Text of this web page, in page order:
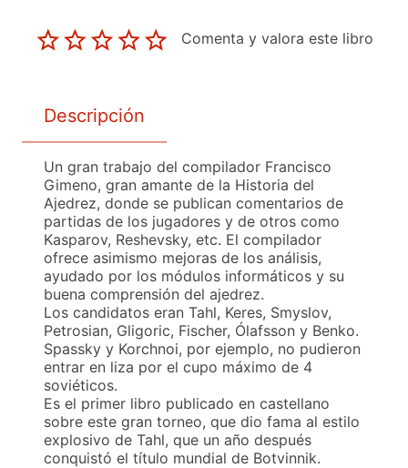
Comenta y valora este libro
Descripción
Un gran trabajo del compilador Francisco
Gimeno, gran amante de la Historia del
Ajedrez, donde se publican comentarios de
partidas de los jugadores y de otros como
Kasparov, Reshevsky, etc. El compilador
ofrece asimismo mejoras de los análisis,
ayudado por los módulos informáticos y su
buena comprensión del ajedrez.
Los candidatos eran Tahl, Keres, Smyslov,
Petrosian, Gligoric, Fischer, Ólafsson y Benko.
Spassky y Korchnoi, por ejemplo, no pudieron
entrar en liza por el cupo máximo de 4
soviéticos.
Es el primer libro publicado en castellano
sobre este gran torneo, que dio fama al estilo
explosivo de Tahl, que un año después
conquistó el título mundial de Botvinnik.